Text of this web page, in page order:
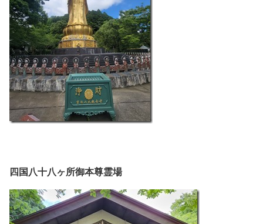
四国八十八ヶ所御本尊霊場